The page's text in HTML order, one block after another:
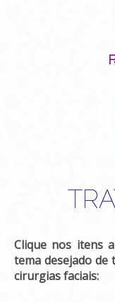
Clique nos itens
tema desejado de
cirurgias faciais: